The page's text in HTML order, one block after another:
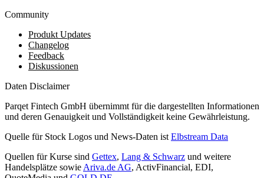
Community
Produkt Updates
Changelog
Feedback
Diskussionen
Daten Disclaimer
Parqet Fintech GmbH übernimmt für die dargestellten Informationen
und deren Genauigkeit und Vollständigkeit keine Gewährleistung.
Quelle für Stock Logos und News-Daten ist Elbstream Data
Quellen für Kurse sind Gettex, Lang & Schwarz und weitere
Handelsplätze sowie Ariva.de AG, ActivFinancial, EDI,